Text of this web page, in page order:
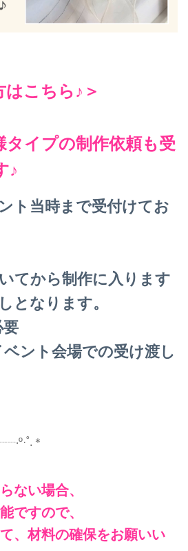
はこちら♪＞
タイプの制作依頼も受
♪
ト当時まで受付けてお
てから制作に入ります
となります。
ント会場での受け渡し
＊
ない場合、
ですので、
、材料の確保をお願いい